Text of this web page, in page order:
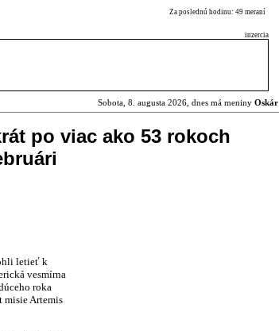
Za poslednú hodinu: 49 meraní
inzercia
Sobota, 8. augusta 2026, dnes má meniny Oskár
po viac ako 53 rokoch
letieť k
vesmírna
roka
misie Artemis